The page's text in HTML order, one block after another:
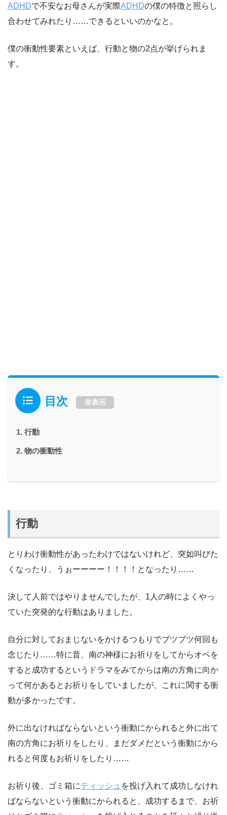
ADHDで不安なお母さんが実際ADHDの僕の特徴と照らし
合わせてみれたり……できるといいのかなと。
僕の衝動性要素といえば、行動と物の2点が挙げられま
す。
目次 非表示
行動
物の衝動性
行動
とりわけ衝動性があったわけではないけれど、突如叫びた
くなったり、うぉーーーー！！！！となったり……
決して人前ではやりませんでしたが、1人の時によくやっ
ていた突発的な行動はありました。
自分に対しておまじないをかけるつもりでブツブツ何回も
念じたり……特に昔、南の神様にお祈りをしてからオペを
すると成功するというドラマをみてからは南の方角に向か
って何かあるとお祈りをしていましたが、これに関する衝
動が多かったです。
外に出なければならないという衝動にかられると外に出て
南の方角にお祈りをしたり、まだダメだという衝動にから
れると何度もお祈りをしたり……
お祈り後、ゴミ箱にティッシュ を投げ入れて成功しなけれ
ばならないという衝動にかられると、成功するまで、お祈